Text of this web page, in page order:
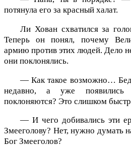
потянула его за красный халат.
Ли Хован схватился за
Теперь он понял, почему
армию против этих людей. Дело
они поклонялись.
— Как такое возможно…
недавно, а уже появились
поклоняются? Это слишком
— И чего добивались эти
Змееголову? Нет, нужно думать
Бог Змееголов?